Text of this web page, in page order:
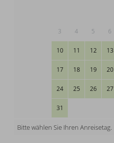
3 4 5 6
10 11 12 13
17 18 19 20
24 25 26 27
31
Bitte wählen Sie Ihren Anreisetag.